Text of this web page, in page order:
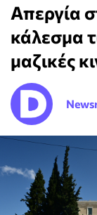
Απεργία
κάλεσμα
μαζικές